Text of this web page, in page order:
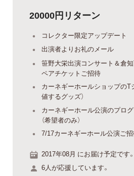
20000円リターン
コレクター限定アップデート
出演者よりお礼のメール
笹野大栄出演コンサート＆倉
ペアチケットご招待
カーネギーホールショップのT
値するグッズ）
カーネギーホール公演のプロ
（希望者のみ）
7/17カーネギーホール公演ご
2017年08月 にお届け予定です。
6人が応援しています。